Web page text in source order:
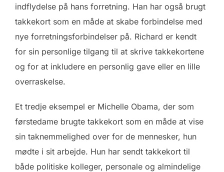
indflydelse på hans forretning. Han har også brugt
takkekort som en måde at skabe forbindelse med
nye forretningsforbindelser på. Richard er kendt
for sin personlige tilgang til at skrive takkekortene
og for at inkludere en personlig gave eller en lille
overraskelse.
Et tredje eksempel er Michelle Obama, der som
førstedame brugte takkekort som en måde at vise
sin taknemmelighed over for de mennesker, hun
mødte i sit arbejde. Hun har sendt takkekort til
både politiske kolleger, personale og almindelige